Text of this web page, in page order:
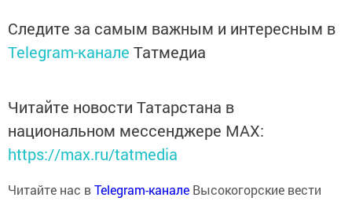
Следите за самым важным и интересным в
Telegram-канале Татмедиа
Читайте новости Татарстана в
национальном мессенджере MАХ:
https://max.ru/tatmedia
Читайте нас вTelegram-канале Высокогорские вести